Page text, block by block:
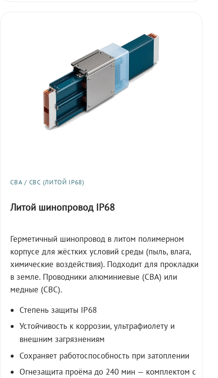
СВА / СВС (ЛИТОЙ IP68)
Литой шинопровод IP68
Герметичный шинопровод в литом полимерном
корпусе для жёстких условий среды (пыль, влага,
химические воздействия). Подходит для прокладки
в земле. Проводники алюминиевые (СВА) или
медные (СВС).
Степень защиты IP68
Устойчивость к коррозии, ультрафиолету и
внешним загрязнениям
Сохраняет работоспособность при затоплении
Огнезащита проёма до 240 мин — комплектом с